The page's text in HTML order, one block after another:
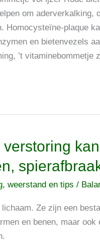
om aderverkalking,
Homocysteïne-plaque
en bietenvezels
’t vitaminebommetje
weerstand en tips /
Ze zijn een
en benen, maar